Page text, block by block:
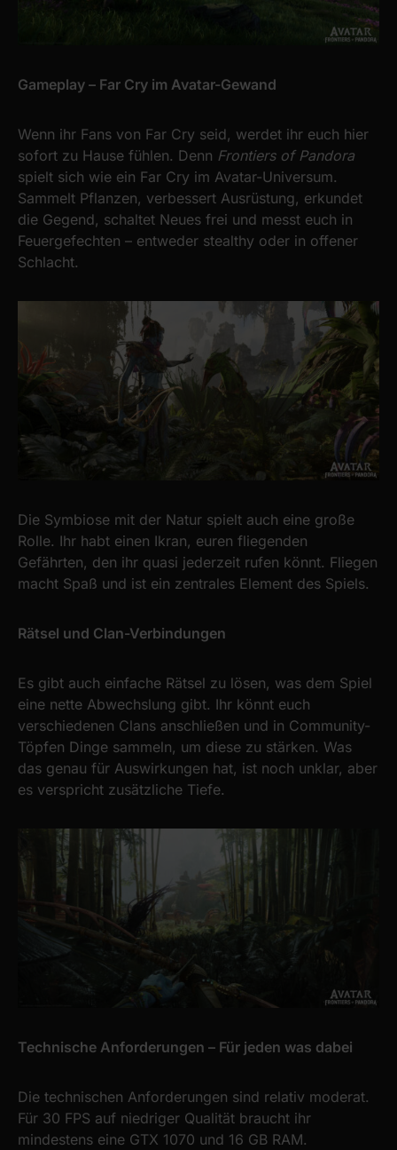
Gameplay – Far Cry im Avatar-Gewand
Wenn ihr Fans von Far Cry seid, werdet ihr euch hier
sofort zu Hause fühlen. Denn Frontiers of Pandora
spielt sich wie ein Far Cry im Avatar-Universum.
Sammelt Pflanzen, verbessert Ausrüstung, erkundet
die Gegend, schaltet Neues frei und messt euch in
Feuergefechten – entweder stealthy oder in offener
Schlacht.
Die Symbiose mit der Natur spielt auch eine große
Rolle. Ihr habt einen Ikran, euren fliegenden
Gefährten, den ihr quasi jederzeit rufen könnt. Fliegen
macht Spaß und ist ein zentrales Element des Spiels.
Rätsel und Clan-Verbindungen
Es gibt auch einfache Rätsel zu lösen, was dem Spiel
eine nette Abwechslung gibt. Ihr könnt euch
verschiedenen Clans anschließen und in Community-
Töpfen Dinge sammeln, um diese zu stärken. Was
das genau für Auswirkungen hat, ist noch unklar, aber
es verspricht zusätzliche Tiefe.
Technische Anforderungen – Für jeden was dabei
Die technischen Anforderungen sind relativ moderat.
Für 30 FPS auf niedriger Qualität braucht ihr
mindestens eine GTX 1070 und 16 GB RAM.